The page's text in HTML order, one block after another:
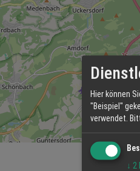
Hier können
"Beispiel"
verwendet.
↓ 2